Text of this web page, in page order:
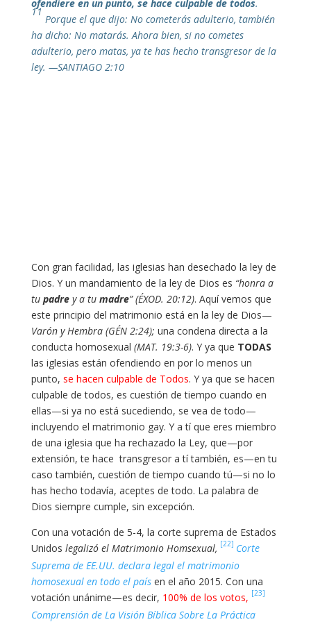
ofendiere en un punto, se hace culpable de todos.
11
Porque el que dijo: No cometerás adulterio, también
ha dicho: No matarás. Ahora bien, si no cometes
adulterio, pero matas, ya te has hecho transgresor de la
ley. —SANTIAGO 2:10
Con gran facilidad, las iglesias han desechado la ley de
Dios. Y un mandamiento de la ley de Dios es “honra a
tu padrey a tumadre” (ÉXOD. 20:12). Aquí vemos que
este principio del matrimonio está en la ley de Dios—
Varón y Hembra (GÉN 2:24); una condena directa a la
conducta homosexual (MAT. 19:3-6). Y ya que TODAS
las iglesias están ofendiendo en por lo menos un
punto, se hacen culpable de Todos. Y ya que se hacen
culpable de todos, es cuestión de tiempo cuando en
ellas—si ya no está sucediendo, se vea de todo—
incluyendo el matrimonio gay. Y a tí que eres miembro
de una iglesia que ha rechazado la Ley, que—por
extensión, te hace transgresor a tí también, es—en tu
caso también, cuestión de tiempo cuando tú—si no lo
has hecho todavía, aceptes de todo. La palabra de
Dios siempre cumple, sin excepción.
Con una votación de 5-4, la corte suprema de Estados
Unidos legalizó el Matrimonio Homsexual, [22] Corte
Suprema de EE.UU. declara legal el matrimonio
homosexual en todo el paísen el año 2015. Con una
votación unánime—es decir, 100% de los votos, [23]
Comprensión de La Visión Bíblica Sobre La Práctica